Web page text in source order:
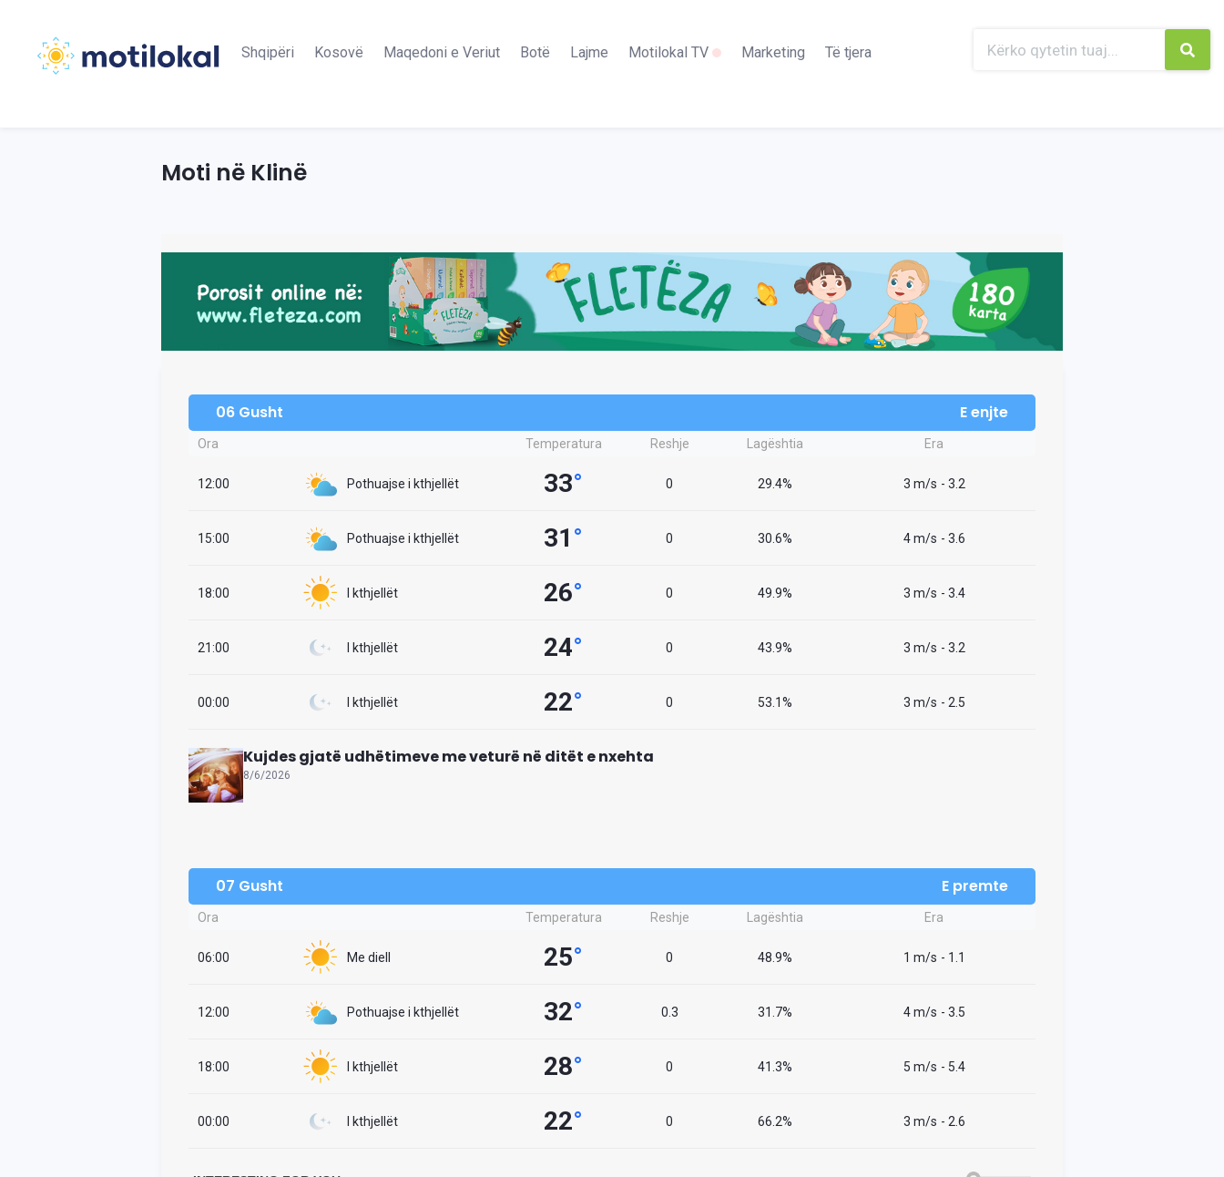
Shqipëri Kosovë Maqedoni e Veriut Botë Lajme Motilokal TV Marketing Të tjera
Moti në Klinë
06 Gusht E enjte
Ora Temperatura Reshje Lagështia Era
12:00 Pothuajse i kthjellët 33° 0 29.4% 3 m/s - 3.2
15:00 Pothuajse i kthjellët 31 ° 0 30.6% 4 m/s - 3.6
18:00 I kthjellët 26° 0 49.9% 3 m/s - 3.4
21:00 I kthjellët 24° 0 43.9% 3 m/s - 3.2
00:00 I kthjellët 22° 0 53.1% 3 m/s - 2.5
Kujdes gjatë udhëtimeve me veturë në ditët e nxehta
8/6/2026
07 Gusht E premte
Ora Temperatura Reshje Lagështia Era
06:00 Me diell 25° 0 48.9% 1 m/s - 1.1
12:00 Pothuajse i kthjellët 32° 0.3 31.7% 4 m/s - 3.5
18:00 I kthjellët 28° 0 41.3% 5 m/s - 5.4
00:00 I kthjellët 22° 0 66.2% 3 m/s - 2.6